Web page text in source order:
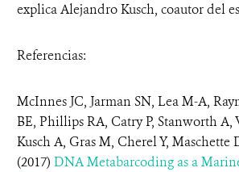
explica Alejandro Kusch, coautor del
Referencias:
McInnes JC, Jarman SN, Lea M-A,
BE, Phillips RA, Catry P, Stanworth A,
Kusch A, Gras M, Cherel Y,
(2017) DNA Metabarcoding as a